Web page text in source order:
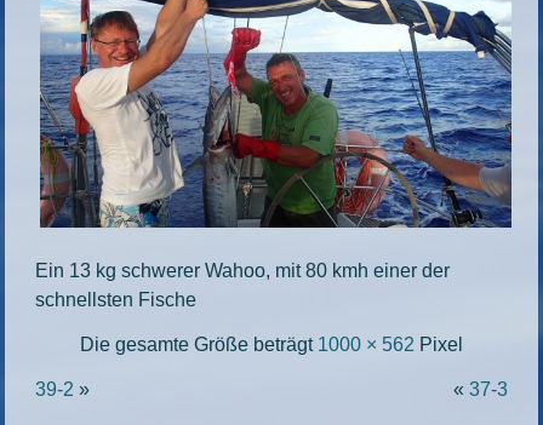
Ein 13 kg schwerer Wahoo, mit 80 kmh einer der
schnellsten Fische
Die gesamte Größe beträgt 1000 × 562 Pixel
39-2 » « 37-3